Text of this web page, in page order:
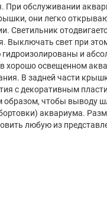
При обслуживании
они легко
Светильник
Выключать свет при
и
хорошо освещенном
В задней части
с декоративным
чтобы выводу
аквариума.
любую из